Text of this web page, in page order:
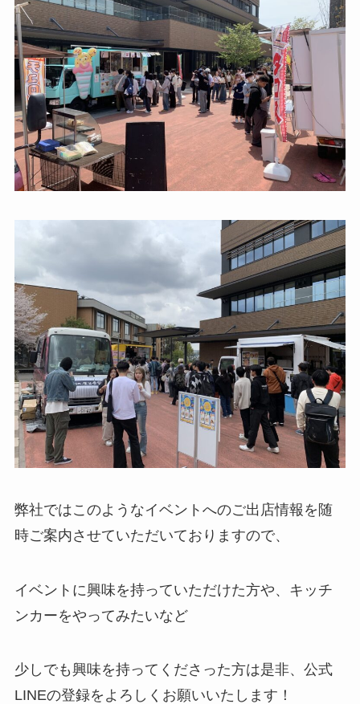
弊社ではこのようなイベントへのご出店情報を随
時ご案内させていただいておりますので、
イベントに興味を持っていただけた方や、キッチ
ンカーをやってみたいなど
少しでも興味を持ってくださった方は是非、公式
LINEの登録をよろしくお願いいたします！